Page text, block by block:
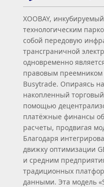
XOOBAY,
технологическим
собой передовую
трансграничной
одновременно
правовым преемником
Busytrade. Опираясь
накопленный
помощью
платёжные финансы
расчеты, продвигая
Благодаря
движку оптимизации
и средним
традиционных
данными. Эта модель